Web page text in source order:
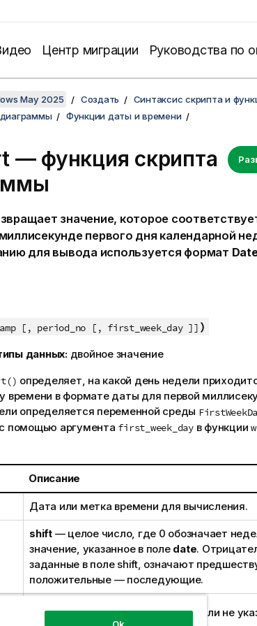
Центр миграции Руководства по
May 2025 Создать
Синтаксис скрипта и
Функции даты и времени
— функция скриптa
значение, которое
первого дня календарной
для вывода используется формат
[, period_no [, first_week_day ]] )
данных: двойное значение
определяет, на какой день недели
времени в формате даты для первой
определяется переменной среды
помощью аргумента first_week_dayв функции
Описание
Дата или метка времени для вычисления.
shift— целое число, где 0 обозначает
значение, указанное в поле date.
заданные в поле shift, означают
положительные — последующие.
Указывает день начала недели. Если не